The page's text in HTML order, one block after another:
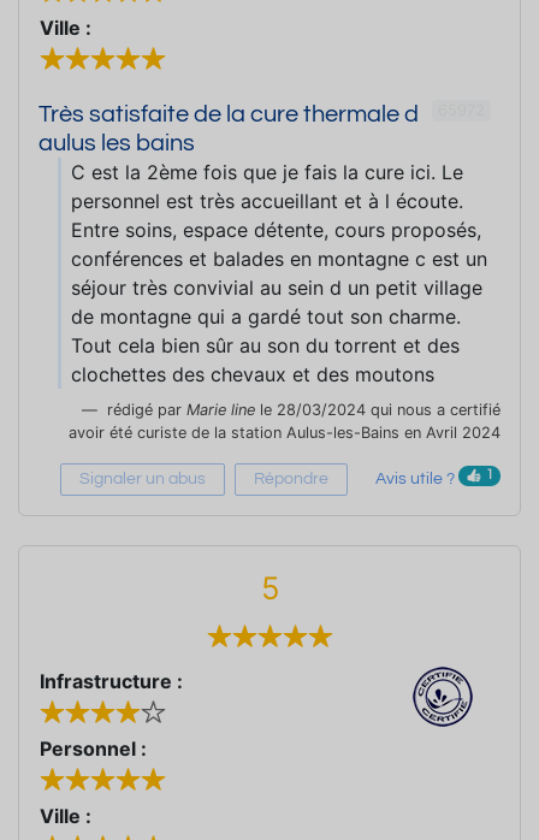
Ville :
Très satisfaite de la cure thermale d
aulus les bains
C est la 2ème fois que je fais la cure ici. Le
personnel est très accueillant et à l écoute.
Entre soins, espace détente, cours proposés,
conférences et balades en montagne c est un
séjour très convivial au sein d un petit village
de montagne qui a gardé tout son charme.
Tout cela bien sûr au son du torrent et des
clochettes des chevaux et des moutons
rédigé par Marie line le 28/03/2024 qui nous a certifié
avoir été curiste de la station Aulus-les-Bains en Avril 2024
Signaler un abus Répondre Avis utile ? 1
5
Infrastructure :
Personnel :
Ville :